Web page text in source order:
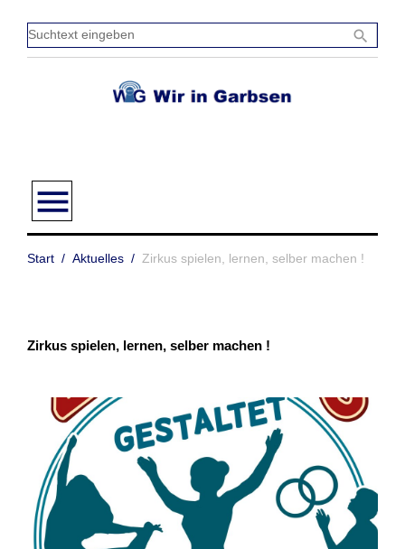
Inhalt
springen
search
menu
Start / Aktuelles / Zirkus spielen, lernen, selber machen !
Zirkus spielen, lernen, selber machen !